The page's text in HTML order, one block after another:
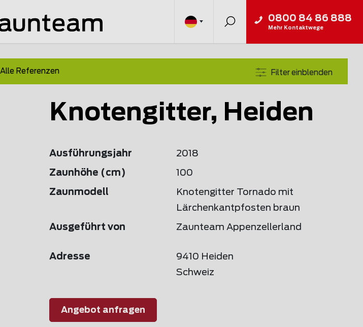
0800 84 86 888
Mehr Kontaktwege
Alle Referenzen Filter einblenden
Knotengitter, Heiden
Ausführungsjahr 2018
Zaunhöhe (cm) 100
Zaunmodell
Knotengitter Tornado mit
Lärchenkantpfosten braun
Ausgeführt von Zaunteam Appenzellerland
Adresse
9410 Heiden
Schweiz
Angebot anfragen